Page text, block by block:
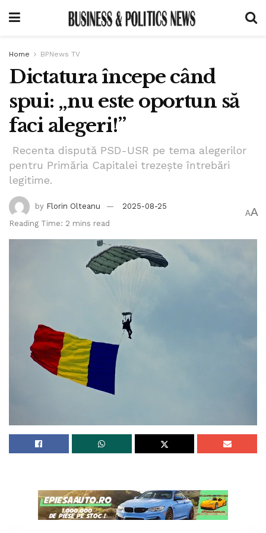
Home BPNews TV
Dictatura începe când
spui: „nu este oportun să
faci alegeri!”
Recenta dispută PSD-USR pe tema alegerilor
pentru Primăria Capitalei trezește întrebări
legitime.
by Florin Olteanu
2025-08-25
Reading Time: 2 mins read
AA